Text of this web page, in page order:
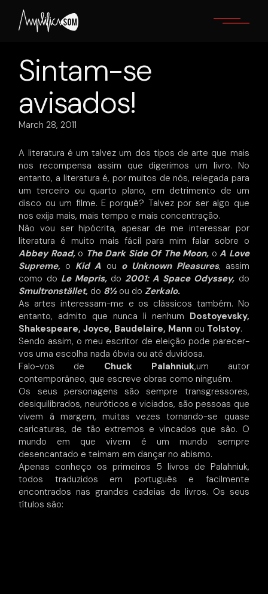
content
Sintam-se
avisados!
March 28, 2011
A literatura é um talvez um dos tipos de arte que mais
nos recompensa assim que digerimos um livro. No
entanto, a literatura é, por muitos de nós, relegada para
um terceiro ou quarto plano, em detrimento de um
disco ou um filme. E porquê? Talvez por ser algo que
nos exija mais, mais tempo e mais concentração.
Não vou ser hipócrita, apesar de me interessar por
literatura é muito mais fácil para mim falar sobre o
Abbey Road, o The Dark Side Of The Moon, o A Love
Supreme, o Kid A ou o Unknown Pleasures, assim
como do Le Mepris, do 2001: A Space Odyssey, do
Smultronstället, do 8½ ou do Zerkalo.
As artes interessam-me e os clássicos também. No
entanto, admito que nunca li nenhum Dostoyevsky,
Shakespeare, Joyce, Baudelaire, Mann ou Tolstoy.
Sendo assim, o meu escritor de eleição pode parecer-
vos uma escolha nada óbvia ou até duvidosa.
Falo-vos de Chuck Palahniuk,um autor
contemporâneo, que escreve obras como ninguém.
Os seus personagens são sempre transgressores,
desiquilibrados, neuróticos e viciados, são pessoas que
vivem á margem, muitas vezes tornando-se quase
caricaturas, de tão extremos e vincados que são. O
mundo em que vivem é um mundo sempre
desencantado e teimam em dançar no abismo.
Apenas conheço os primeiros 5 livros de Palahniuk,
todos traduzidos em português e facilmente
encontrados nas grandes cadeias de livros. Os seus
títulos são: